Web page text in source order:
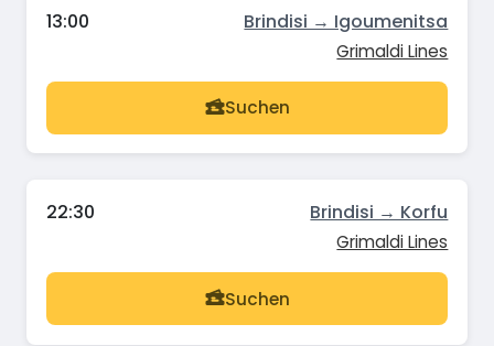
13:00 Brindisi → Igoumenitsa
Grimaldi Lines
Suchen
22:30 Brindisi → Korfu
Grimaldi Lines
Suchen